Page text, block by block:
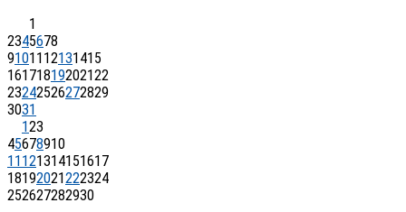
1
2345678
91011 12131415
16171819202122
23242526272829
3031
123
45678910
11 121314151617
18192021222324
252627282930